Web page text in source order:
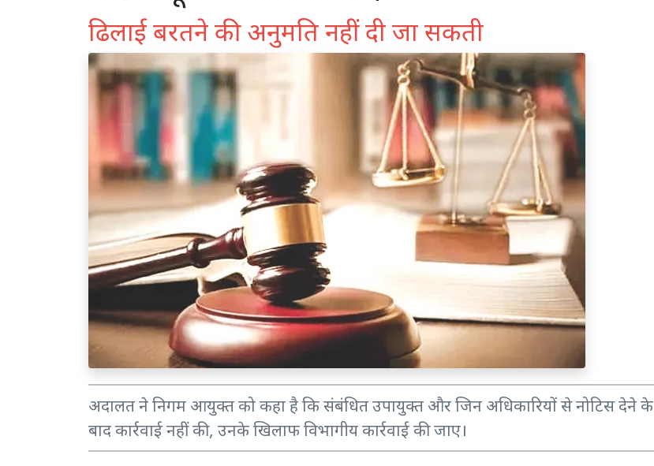
ढिलाई बरतने की अनुमति नहीं दी जा सकती
अदालत ने निगम आयुक्त को कहा है कि संबंधित उपायुक्त और जिन अधिकारियों से नोटिस देने के
बाद कार्रवाई नहीं की, उनके खिलाफ विभागीय कार्रवाई की जाए।